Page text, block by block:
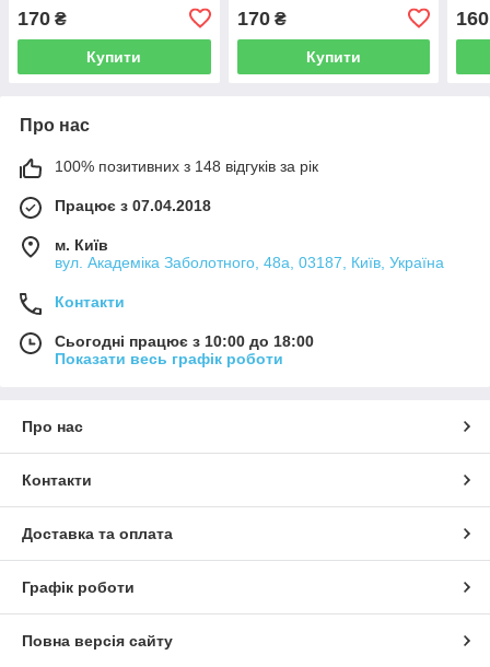
170 ₴
Купити
170₴
Купити
160
Про нас
100% позитивних з 148 відгуків за рік
Працює з 07.04.2018
м. Київ
вул. Академіка Заболотного, 48а, 03187, Київ, Україна
Контакти
Сьогодні працює з 10:00 до 18:00
Показати весь графік роботи
Про нас
Контакти
Доставка та оплата
Графік роботи
Повна версія сайту